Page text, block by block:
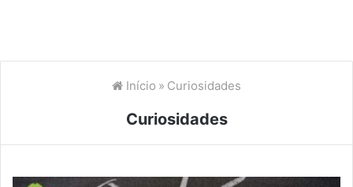
Início » Curiosidades
Curiosidades